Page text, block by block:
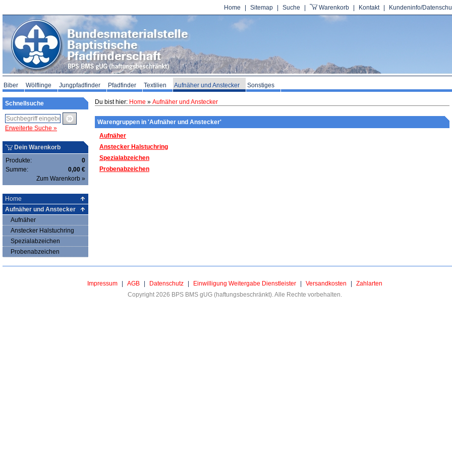
Home Sitemap Suche Warenkorb Kontakt Kundeninfo/
Biber Wölflinge Jungpfadfinder Pfadfinder Textilien Aufnäher und Anstecker Sonstiges
Schnellsuche
Erweiterte Suche »
Dein Warenkorb
Produkte:
0
Summe:
0,00 €
Zum Warenkorb »
Home
Aufnäher und Anstecker
Aufnäher
Anstecker Halstuchring
Spezialabzeichen
Probenabzeichen
Du bist hier: Home » Aufnäher und Anstecker
Warengruppen in 'Aufnäher und Anstecker'
Aufnäher
Anstecker Halstuchring
Spezialabzeichen
Probenabzeichen
Impressum AGB Datenschutz Einwilligung Weitergabe Dienstleister Versandkosten
Zahlarten
Copyright 2026 BPS BMS gUG (haftungsbeschränkt). Alle Rechte vorbehalten.